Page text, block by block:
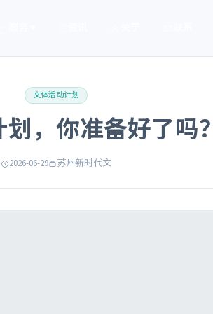
文体活动计划
，你准备好了吗？
2026-06-29 苏州新时代文